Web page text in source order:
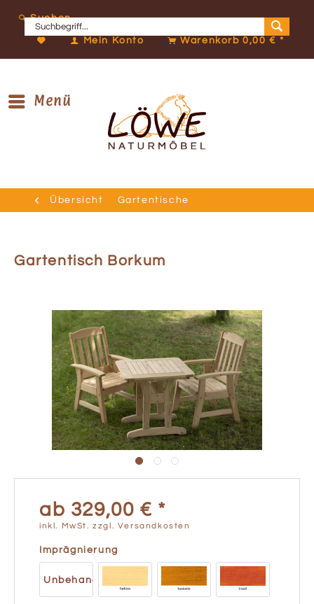
Suchen
Mein Konto Warenkorb0,00 € *
Menü
Übersicht Gartentische
Gartentisch Borkum
ab 329,00 € *
inkl. MwSt.zzgl. Versandkosten
Imprägnierung
Unbehandelt